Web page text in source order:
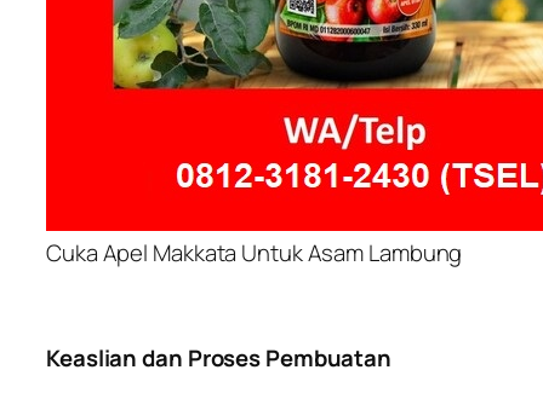
Cuka Apel Makkata Untuk Asam Lambung
Keaslian dan Proses Pembuatan